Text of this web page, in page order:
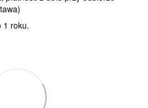
1 roku.